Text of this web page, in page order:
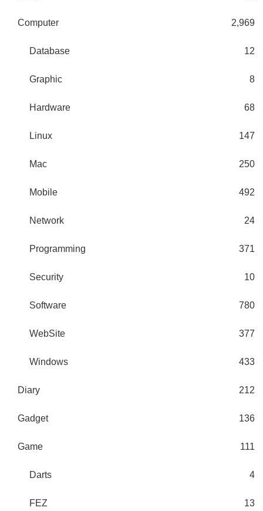
Computer 2,969
Database 12
Graphic 8
Hardware 68
Linux 147
Mac 250
Mobile 492
Network 24
Programming 371
Security 10
Software 780
WebSite 377
Windows 433
Diary 212
Gadget 136
Game 111
Darts 4
FEZ 13